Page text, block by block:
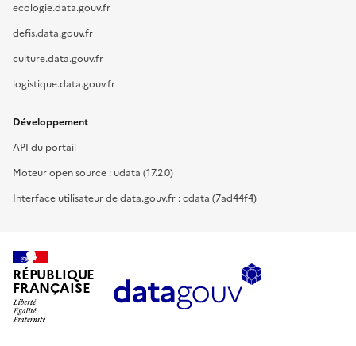
ecologie.data.gouv.fr
defis.data.gouv.fr
culture.data.gouv.fr
logistique.data.gouv.fr
Développement
API du portail
Moteur open source : udata (17.2.0)
Interface utilisateur de data.gouv.fr : cdata (7ad44f4)
RÉPUBLIQUE
FRANÇAISE